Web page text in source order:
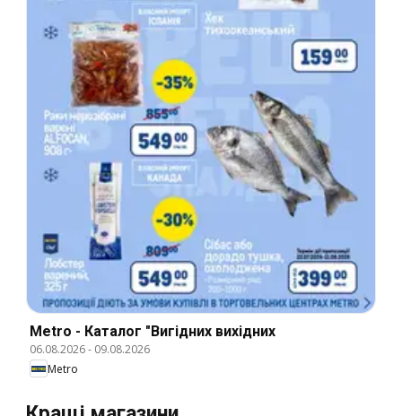
Metro - Каталог "Вигідних вихідних
06.08.2026- 09.08.2026
Metro